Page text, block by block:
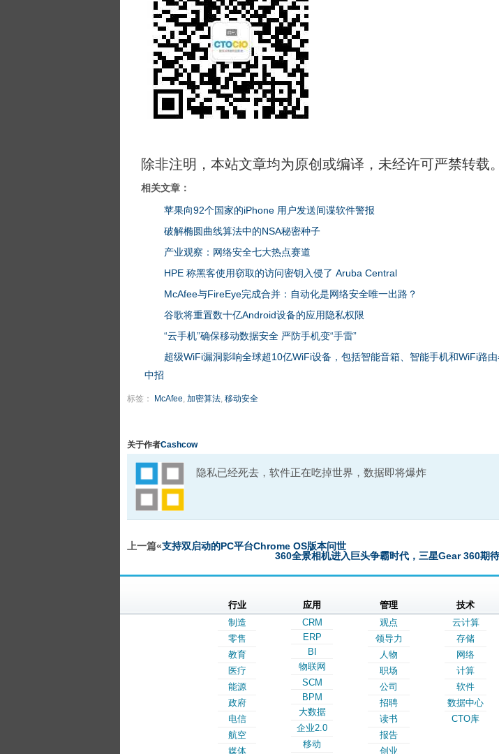
除非注明，本站文章均为原创或编译，未经许可严禁转载。
相关文章：
苹果向92个国家的iPhone 用户发送间谍软件警报
破解椭圆曲线算法中的NSA秘密种子
产业观察：网络安全七大热点赛道
HPE 称黑客使用窃取的访问密钥入侵了 Aruba Central
McAfee与FireEye完成合并：自动化是网络安全唯一出路？
谷歌将重置数十亿Android设备的应用隐私权限
“云手机”确保移动数据安全 严防手机变“手雷”
超级WiFi漏洞影响全球超10亿WiFi设备，包括智能音箱、智能手机和WiFi路
中招
标签： McAfee, 加密算法, 移动安全
关于作者Cashcow
隐私已经死去，软件正在吃掉世界，数据即将爆炸
上一篇«支持双启动的PC平台Chrome OS版本问世
360全景相机进入巨头争霸时代，三星Gear 360期
行业
制造
零售
教育
医疗
能源
政府
电信
航空
媒体
应用
CRM
ERP
BI
物联网
SCM
BPM
大数据
企业2.0
移动
管理
观点
领导力
人物
职场
公司
招聘
读书
报告
创业
技术
云计算
存储
网络
计算
软件
数据中心
CTO库